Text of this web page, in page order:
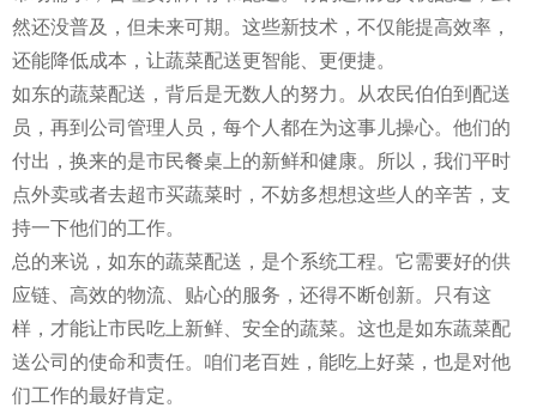
然还没普及，但未来可期。这些新技术，不仅能提高效率，
还能降低成本，让蔬菜配送更智能、更便捷。
如东的蔬菜配送，背后是无数人的努力。从农民伯伯到配送
员，再到公司管理人员，每个人都在为这事儿操心。他们的
付出，换来的是市民餐桌上的新鲜和健康。所以，我们平时
点外卖或者去超市买蔬菜时，不妨多想想这些人的辛苦，支
持一下他们的工作。
总的来说，如东的蔬菜配送，是个系统工程。它需要好的供
应链、高效的物流、贴心的服务，还得不断创新。只有这
样，才能让市民吃上新鲜、安全的蔬菜。这也是如东蔬菜配
送公司的使命和责任。咱们老百姓，能吃上好菜，也是对他
们工作的最好肯定。